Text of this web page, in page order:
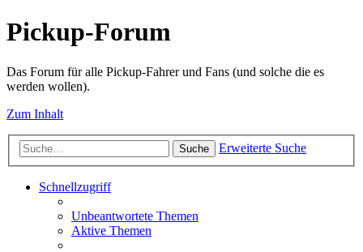
Pickup-Forum
Das Forum für alle Pickup-Fahrer und Fans (und solche die es
werden wollen).
Zum Inhalt
Suche Erweiterte Suche
Schnellzugriff
Unbeantwortete Themen
Aktive Themen